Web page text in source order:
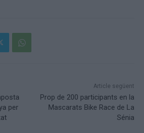
per
Article següent
Prop de 200 participants en la
Mascarats Bike Race de La
Sénia